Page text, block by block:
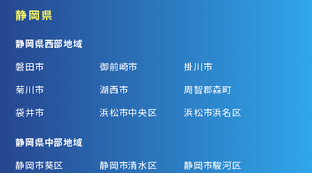
静岡県
静岡県西部地域
磐田市
御前崎市
掛川市
菊川市
湖西市
周智郡森町
袋井市
浜松市中央区 浜松市浜名区
静岡県中部地域
静岡市葵区
静岡市清水区
静岡市駿河区